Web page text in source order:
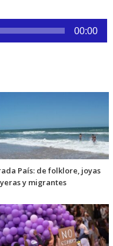
00:00
País: de folklore, joyas
y migrantes